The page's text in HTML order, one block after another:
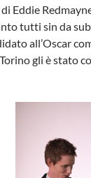
Eddie
tutti sin da
all’Oscar
gli è stato